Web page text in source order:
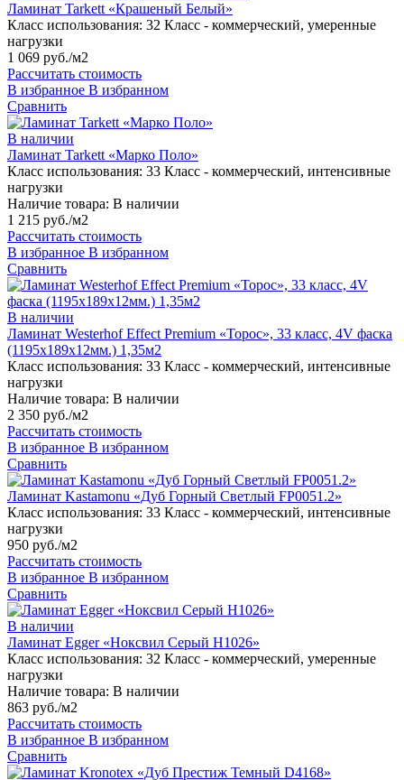
Ламинат Tarkett «Крашеный Белый»
Класс использования: 32 Класс - коммерческий, умеренные
нагрузки
1 069 руб./м2
Рассчитать стоимость
В избранное В избранном
Сравнить
В наличии
Ламинат Tarkett «Марко Поло»
Класс использования: 33 Класс - коммерческий, интенсивные
нагрузки
Наличие товара: В наличии
1 215 руб./м2
Рассчитать стоимость
В избранное В избранном
Сравнить
В наличии
Ламинат Westerhof Effect Premium «Торос», 33 класс, 4V фаска
(1195х189х12мм.) 1,35м2
Класс использования: 33 Класс - коммерческий, интенсивные
нагрузки
Наличие товара: В наличии
2 350 руб./м2
Рассчитать стоимость
В избранное В избранном
Сравнить
Ламинат Kastamonu «Дуб Горный Светлый FP0051.2»
Класс использования: 33 Класс - коммерческий, интенсивные
нагрузки
950 руб./м2
Рассчитать стоимость
В избранное В избранном
Сравнить
В наличии
Ламинат Egger «Ноксвил Серый H1026»
Класс использования: 32 Класс - коммерческий, умеренные
нагрузки
Наличие товара: В наличии
863 руб./м2
Рассчитать стоимость
В избранное В избранном
Сравнить